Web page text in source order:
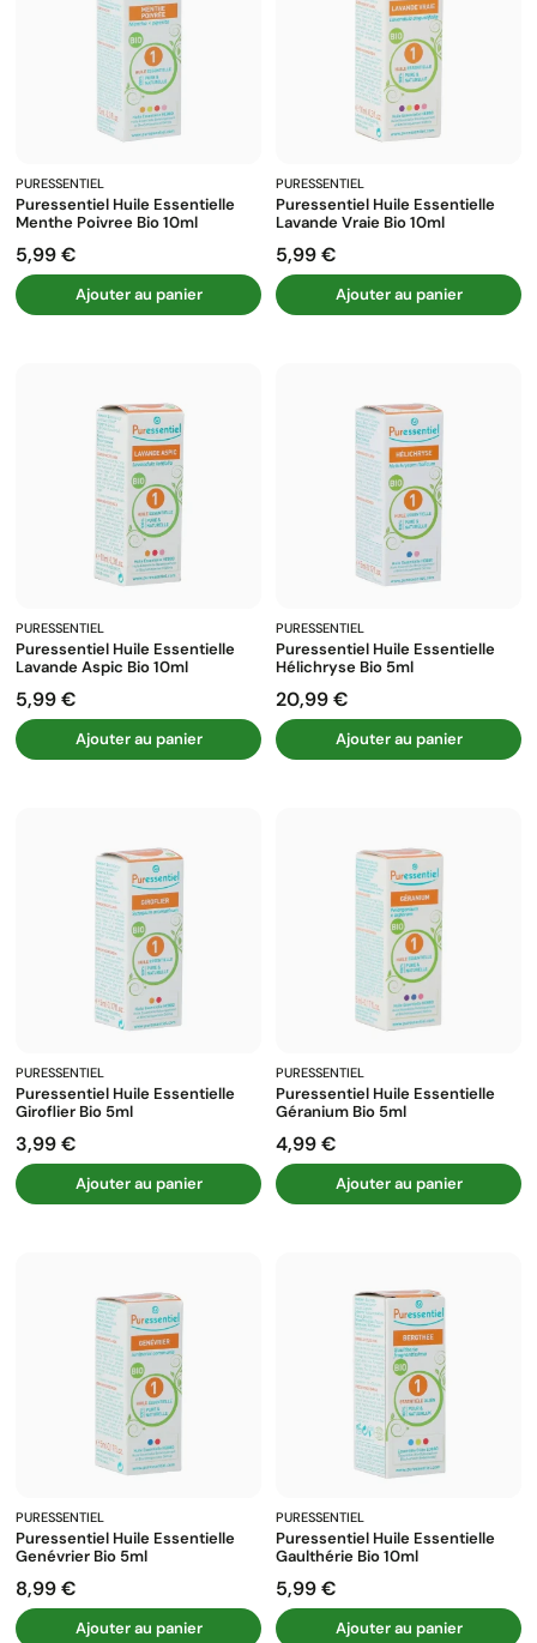
PURESSENTIEL
Puressentiel Huile Essentielle
Menthe Poivree Bio 10ml
Prix
5,99 €
Ajouter au panier
PURESSENTIEL
Puressentiel Huile Essentielle
Lavande Vraie Bio 10ml
Prix
5,99 €
Ajouter au panier
PURESSENTIEL
Puressentiel Huile Essentielle
Lavande Aspic Bio 10ml
Prix
5,99 €
Ajouter au panier
PURESSENTIEL
Puressentiel Huile Essentielle
Hélichryse Bio 5ml
Prix
20,99 €
Ajouter au panier
PURESSENTIEL
Puressentiel Huile Essentielle
Giroflier Bio 5ml
Prix
3,99 €
Ajouter au panier
PURESSENTIEL
Puressentiel Huile Essentielle
Géranium Bio 5ml
Prix
4,99 €
Ajouter au panier
PURESSENTIEL
Puressentiel Huile Essentielle
Genévrier Bio 5ml
Prix
8,99 €
Ajouter au panier
PURESSENTIEL
Puressentiel Huile Essentielle
Gaulthérie Bio 10ml
Prix
5,99 €
Ajouter au panier